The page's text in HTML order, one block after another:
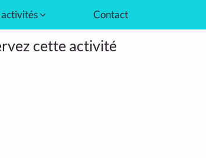
activités Contact
cette activité